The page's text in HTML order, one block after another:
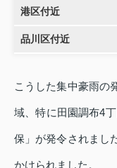
港区付近
品川区付近
こうした集中豪雨の
域、特に田園調布4
保」が発令されまし
かけられました。